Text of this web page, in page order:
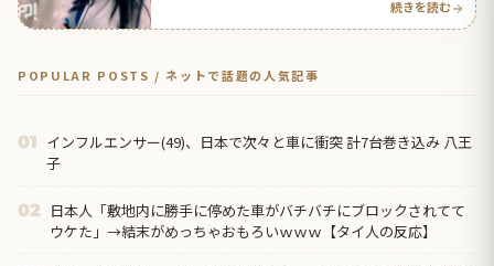
続きを読む
POPULAR POSTS / ネットで話題の人気記事
01 インフルエンサー(49)、日本で次々と車に衝突 計7台巻き込み 八王
子
02
日本人「敷地内に勝手に停めた車がバチバチにブロックされてて
ウケた」→結末がめっちゃおもろいｗｗｗ【タイ人の反応】